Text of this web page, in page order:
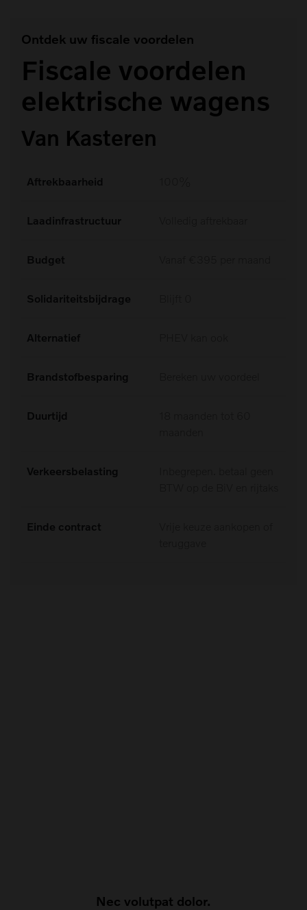
Ontdek uw fiscale voordelen
Fiscale voordelen
elektrische wagens
Van Kasteren
Aftrekbaarheid
Laadinfrastructuur
Budget
Solidariteitsbijdrage
Alternatief
Brandstofbesparing
Duurtijd
Verkeersbelasting
Einde contract
Nec volutpat dolor.